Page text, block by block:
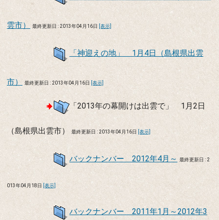
雲市） 最終更新日 : 2013年04月16日 [表示]
「神迎えの地」 1月4日（島根県出雲
市） 最終更新日 : 2013年04月16日 [表示]
「2013年の幕開けは出雲で」 1月2日
（島根県出雲市） 最終更新日 : 2013年04月16日 [表示]
バックナンバー 2012年4月～ 最終更新日 : 2
013年04月18日 [表示]
バックナンバー 2011年1月～2012年3